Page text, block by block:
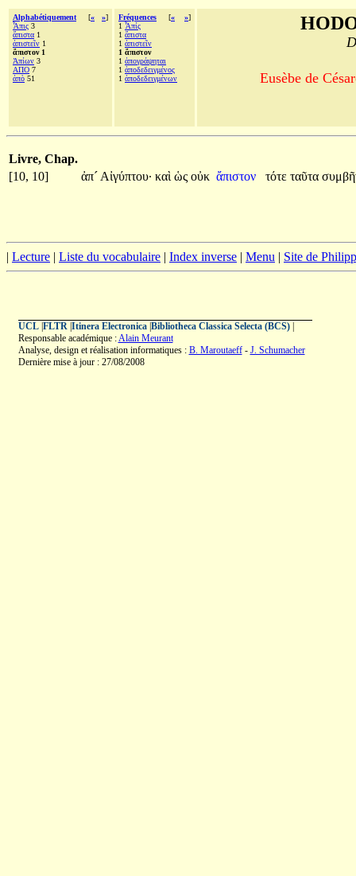
Alphabétiquement [« »]
Ἆπις 3
ἄπιστα 1
ἀπιστεῖν 1
ἄπιστον 1
Ἀπίων 3
ΑΠΟ 7
ἀπὸ 51
Fréquences [« »]
1 Ἆπίς
1 ἄπιστα
1 ἀπιστεῖν
1 ἄπιστον
1 ἀπογράψηται
1 ἀποδεδειγμένος
1 ἀποδεδειγμένων Eusèbe de
Livre, Chap.
[10, 10]
ἀπ´ Αἰγύπτου· καὶ ὡς οὐκ ἄπιστον τότε ταῦτα
| Lecture | Liste du vocabulaire | Index inverse | Menu | Site de
UCL| FLTR| Itinera Electronica| Bibliotheca Classica Selecta (BCS)|
Responsable académique :Alain Meurant
Analyse, design et réalisation informatiques : B. Maroutaeff- J. Schumacher
Dernière mise à jour : 27/08/2008